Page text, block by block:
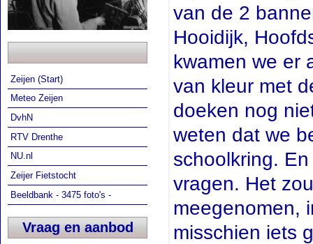
Zeijen (Start)
Meteo Zeijen
DvhN
RTV Drenthe
NU.nl
Zeijer Fietstocht
Beeldbank - 3475 foto's -
Vraag en aanbod
van de 2
Hooidijk,
kwamen we er
van kleur met
doeken nog
weten dat we
schoolkring.
vragen. Het
meegenomen,
misschien iets